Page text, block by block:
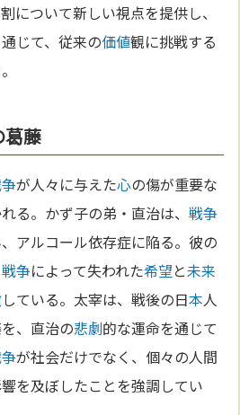
について新しい視点を提供し、
じて、従来の価値観に挑戦する
葛藤
が人々に与えた心の傷が重要な
る。かず子の弟・直治は、戦争
アルコール依存症に陥る。彼の
戦争によって失われた希望と未来
している。太宰は、戦後の日本人
、直治の悲劇的な運命を通じて
が社会だけでなく、個々の人間
を及ぼしたことを強調してい